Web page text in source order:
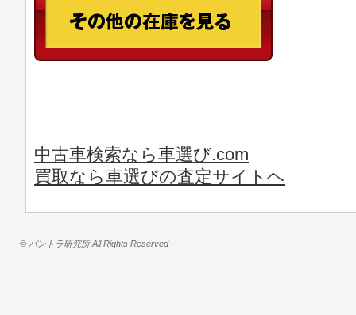
中古車検索なら車選び.com
買取なら車選びの査定サイトヘ
© バントラ研究所 All Rights Reserved